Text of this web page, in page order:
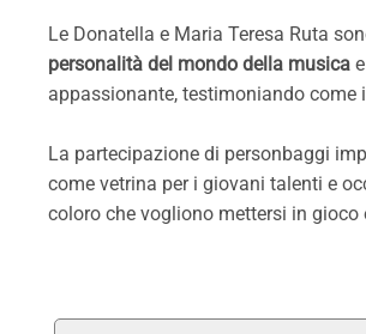
Le Donatella e Maria Teresa Ruta
personalità del mondo della musica
appassionante, testimoniando
La partecipazione di personbaggi
come vetrina per i giovani talenti e
coloro che vogliono mettersi in